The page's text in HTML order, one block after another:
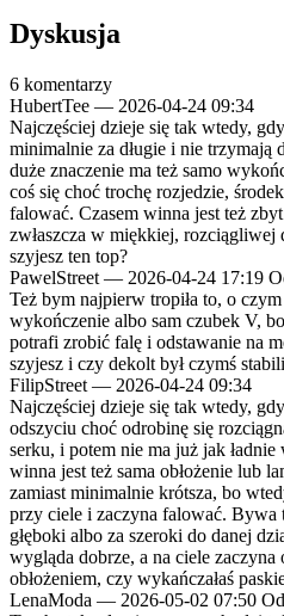
Dyskusja
6 komentarzy
HubertTee — 2026-04-24 09:34
Najczęściej dzieje się tak wtedy,
minimalnie za długie i nie trzymają
duże znaczenie ma też samo
coś się choć trochę rozjedzie,
falować. Czasem winna jest też
zwłaszcza w miękkiej,
szyjesz ten top?
PawelStreet — 2026-04-24 17:19
Też bym najpierw tropiła to, o
wykończenie albo sam czubek V,
potrafi zrobić falę i odstawanie na
szyjesz i czy dekolt był czymś
FilipStreet — 2026-04-24 09:34
Najczęściej dzieje się tak wtedy,
odszyciu choć odrobinę się
serku, i potem nie ma już jak
winna jest też sama obłożenie lub
zamiast minimalnie krótsza, bo
przy ciele i zaczyna falować. Bywa
głęboki albo za szeroki do danej
wygląda dobrze, a na ciele zaczyna
obłożeniem, czy wykańczałaś
LenaModa — 2026-05-02 07:50